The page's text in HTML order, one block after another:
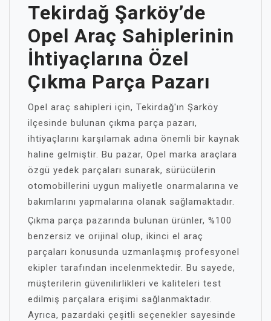
Tekirdağ Şarköy’de
Opel Araç Sahiplerinin
İhtiyaçlarına Özel
Çıkma Parça Pazarı
Opel araç sahipleri için, Tekirdağ'ın Şarköy
ilçesinde bulunan çıkma parça pazarı,
ihtiyaçlarını karşılamak adına önemli bir kaynak
haline gelmiştir. Bu pazar, Opel marka araçlara
özgü yedek parçaları sunarak, sürücülerin
otomobillerini uygun maliyetle onarmalarına ve
bakımlarını yapmalarına olanak sağlamaktadır.
Çıkma parça pazarında bulunan ürünler, %100
benzersiz ve orijinal olup, ikinci el araç
parçaları konusunda uzmanlaşmış profesyonel
ekipler tarafından incelenmektedir. Bu sayede,
müşterilerin güvenilirlikleri ve kaliteleri test
edilmiş parçalara erişimi sağlanmaktadır.
Ayrıca, pazardaki çeşitli seçenekler sayesinde